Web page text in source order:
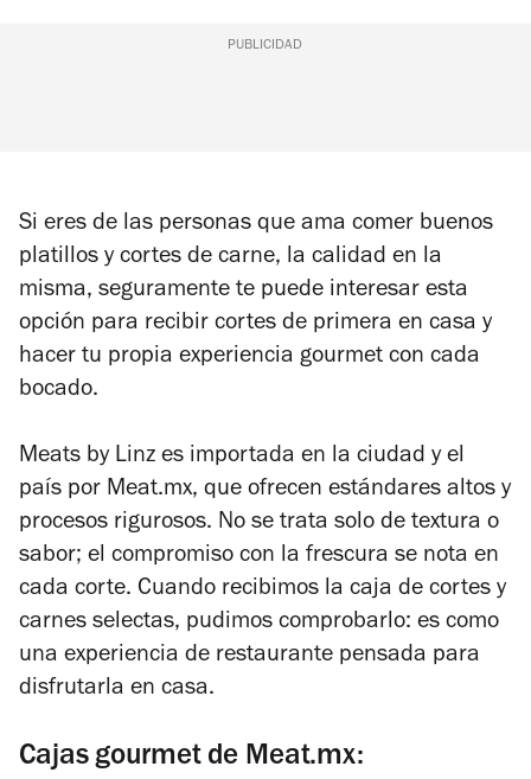
PUBLICIDAD
Si eres de las personas que ama comer buenos
platillos y cortes de carne, la calidad en la
misma, seguramente te puede interesar esta
opción para recibir cortes de primera en casa y
hacer tu propia experiencia gourmet con cada
bocado.
Meats by Linz es importada en la ciudad y el
país por Meat.mx, que ofrecen estándares altos y
procesos rigurosos. No se trata solo de textura o
sabor; el compromiso con la frescura se nota en
cada corte. Cuando recibimos la caja de cortes y
carnes selectas, pudimos comprobarlo: es como
una experiencia de restaurante pensada para
disfrutarla en casa.
Cajas gourmet de Meat.mx: